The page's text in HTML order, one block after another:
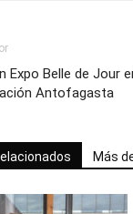
Expo Belle de Jour
Antofagasta
Más